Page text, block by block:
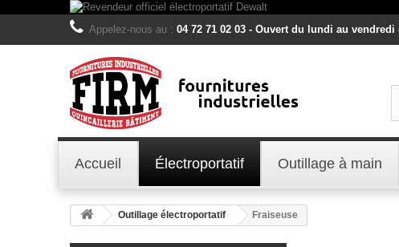
Appelez-nous au : 04 72 71 02 03 - Ouvert du lundi au
Accueil Électroportatif Outillage à main
Outillage électroportatif Fraiseuse